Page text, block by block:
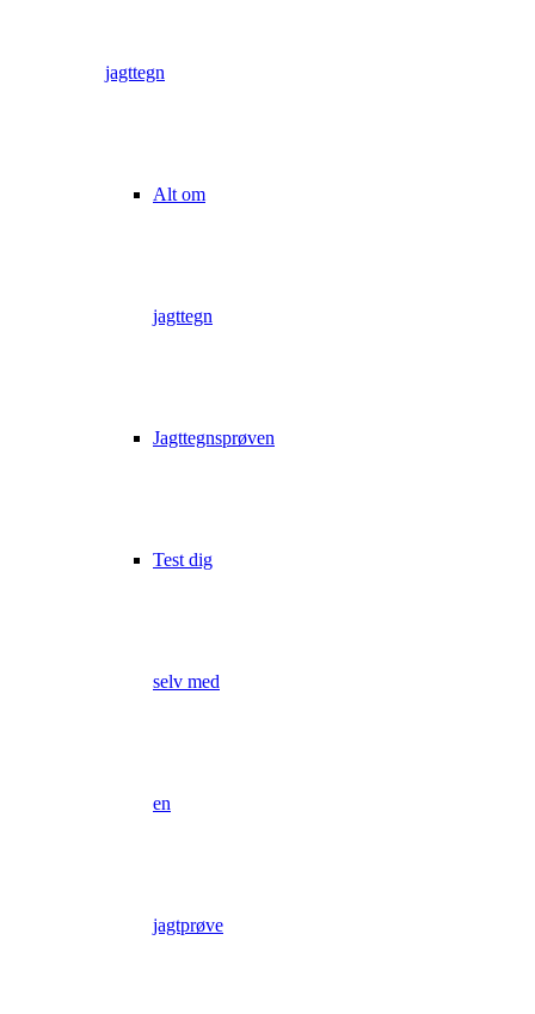
jagttegn
Alt om
jagttegn
Jagttegnsprøven
Test dig
selv med
en
jagtprøve